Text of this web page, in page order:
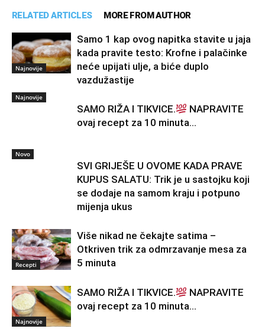
RELATED ARTICLES MORE FROM AUTHOR
Najnovije
Samo 1 kap ovog napitka stavite u jaja
kada pravite testo: Krofne i palačinke
neće upijati ulje, a biće duplo
vazdužastije
Najnovije
SAMO RIŽA I TIKVICE.
NAPRAVITE
ovaj recept za 10 minuta…
Novo
SVI GRIJEŠE U OVOME KADA PRAVE
KUPUS SALATU: Trik je u sastojku koji
se dodaje na samom kraju i potpuno
mijenja ukus
Recepti
Više nikad ne čekajte satima –
Otkriven trik za odmrzavanje mesa za
5 minuta
Najnovije
SAMO RIŽA I TIKVICE.
NAPRAVITE
ovaj recept za 10 minuta…